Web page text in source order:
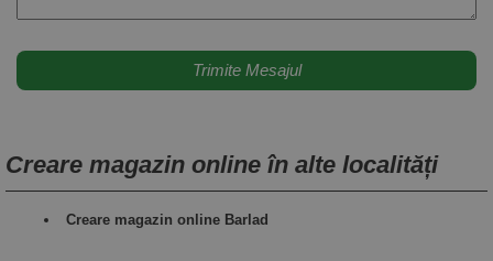
Creare magazin online în alte localități
Creare magazin online Barlad